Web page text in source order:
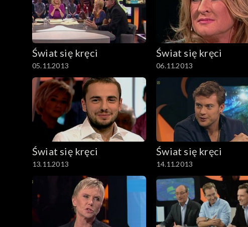
Świat się kręci
05.11.2013
Świat się kręci
06.11.2013
Świat się kręci
13.11.2013
Świat się kręci
14.11.2013